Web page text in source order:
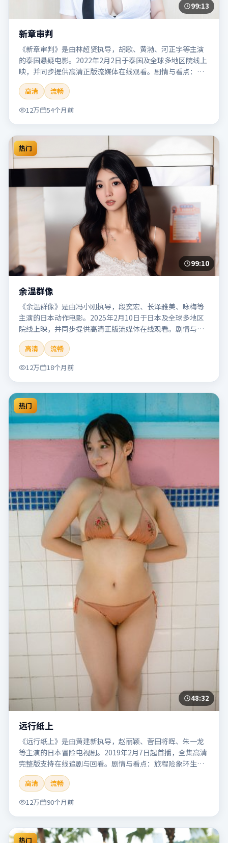
99:13
新章审判
《新章审判》是由林超贤执导，胡歌、黄渤、河正宇等主演
的泰国悬疑电影。2022年2月2日于泰国及全球多地区院线上
映，并同步提供高清正版流媒体在线观看。剧情与看点：悬
念层层推进，线索相互勾连，结局出人意料，适合推理爱好
者。本片适合检索「新章审判」「林超贤」「悬疑」「泰
国」「2022」「2022-02-02上映」等关键词的影迷阅读简介
与主创信息。
高清
流畅
12万
54个月前
热门
99:10
余温群像
《余温群像》是由冯小刚执导，段奕宏、长泽雅美、咏梅等
主演的日本动作电影。2025年2月10日于日本及全球多地区
院线上映，并同步提供高清正版流媒体在线观看。剧情与看
点：动作场面密集，节奏明快，适合喜欢热血追缉与爆破场
面的观众。本片适合检索「余温群像」「冯小刚」「动作」
「日本」「2025」「2025-02-10上映」等关键词的影迷阅读
简介与主创信息。
高清
流畅
12万
18个月前
热门
48:32
远行纸上
《远行纸上》是由黄建新执导，赵丽颖、菅田将晖、朱一龙
等主演的日本冒险电视剧。2019年2月7日起首播，全集高清
完整版支持在线追剧与回看。剧情与看点：旅程险象环生，
奇观与友情并行，带来沉浸式探险体验。本片适合检索「远
行纸上」「黄建新」「冒险」「日本」「2019」「2019-02-
07上映」等关键词的影迷阅读简介与主创信息。
高清
流畅
12万
90个月前
热门